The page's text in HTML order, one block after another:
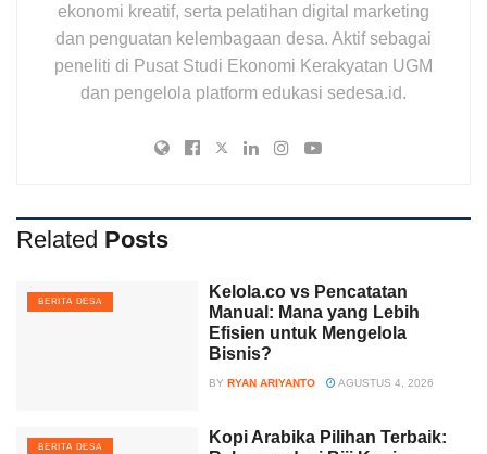
ekonomi kreatif, serta pelatihan digital marketing
dan penguatan kelembagaan desa. Aktif sebagai
peneliti di Pusat Studi Ekonomi Kerakyatan UGM
dan pengelola platform edukasi sedesa.id.
Related Posts
BERITA DESA
Kelola.co vs Pencatatan
Manual: Mana yang Lebih
Efisien untuk Mengelola
Bisnis?
BY RYAN ARIYANTO AGUSTUS 4, 2026
BERITA DESA
Kopi Arabika Pilihan Terbaik: